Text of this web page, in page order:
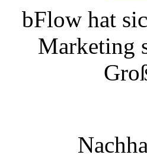
bFlow hat
Marketing